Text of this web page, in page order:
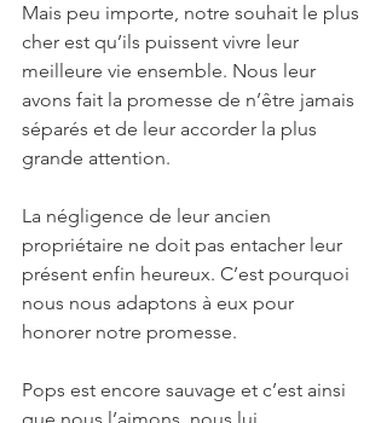
Mais peu importe, notre souhait le plus
cher est qu’ils puissent vivre leur
meilleure vie ensemble. Nous leur
avons fait la promesse de n’être jamais
séparés et de leur accorder la plus
grande attention.
La négligence de leur ancien
propriétaire ne doit pas entacher leur
présent enfin heureux. C’est pourquoi
nous nous adaptons à eux pour
honorer notre promesse.
Pops est encore sauvage et c’est ainsi